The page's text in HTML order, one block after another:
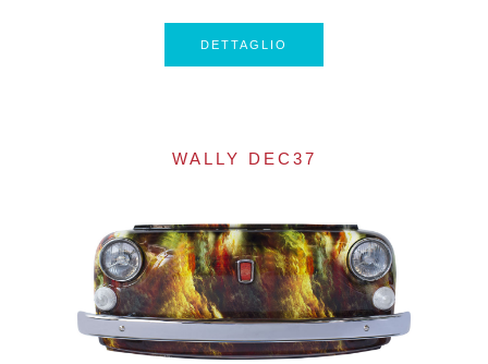
DETTAGLIO
WALLY DEC37